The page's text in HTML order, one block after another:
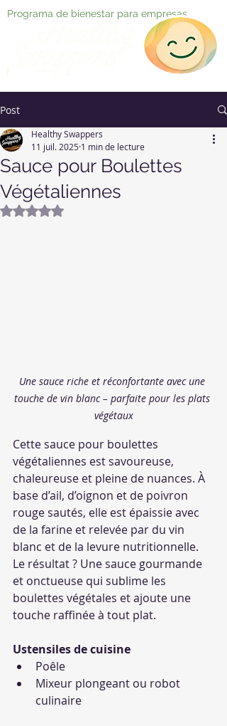
Programa de bienestar para empresas
Post
Sauce pour Boulettes
Végétaliennes
Healthy Swappers
11 juil. 2025 1 min de lecture
Noté NaN étoiles sur 5.
Une sauce riche et réconfortante avec une
touche de vin blanc – parfaite pour les plats
végétaux
Cette sauce pour boulettes
végétaliennes est savoureuse,
chaleureuse et pleine de nuances. À
base d’ail, d’oignon et de poivron
rouge sautés, elle est épaissie avec
de la farine et relevée par du vin
blanc et de la levure nutritionnelle.
Le résultat ? Une sauce gourmande
et onctueuse qui sublime les
boulettes végétales et ajoute une
touche raffinée à tout plat.
Ustensiles de cuisine
Poêle
Mixeur plongeant ou robot
culinaire